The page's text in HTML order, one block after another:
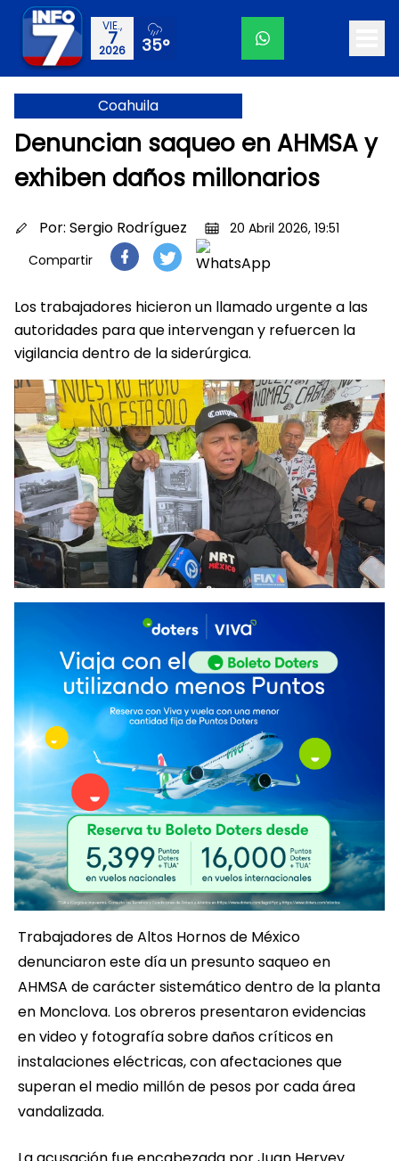
VIE.,
7
2026 35°
Coahuila
Denuncian saqueo en AHMSA y
exhiben daños millonarios
Por: Sergio Rodríguez
20 Abril 2026, 19:51
Compartir
Los trabajadores hicieron un llamado urgente a las
autoridades para que intervengan y refuercen la
vigilancia dentro de la siderúrgica.
Trabajadores de Altos Hornos de México
denunciaron este día un presunto saqueo en
AHMSA de carácter sistemático dentro de la planta
en Monclova. Los obreros presentaron evidencias
en video y fotografía sobre daños críticos en
instalaciones eléctricas, con afectaciones que
superan el medio millón de pesos por cada área
vandalizada.